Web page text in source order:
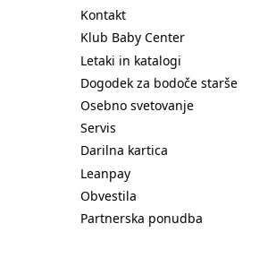
Kontakt
Klub Baby Center
Letaki in katalogi
Dogodek za bodoče starše
Osebno svetovanje
Servis
Darilna kartica
Leanpay
Obvestila
Partnerska ponudba